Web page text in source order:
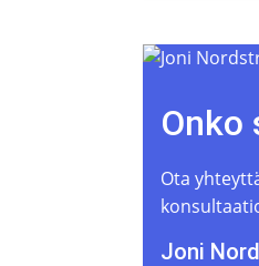
Onko
Ota
Joni